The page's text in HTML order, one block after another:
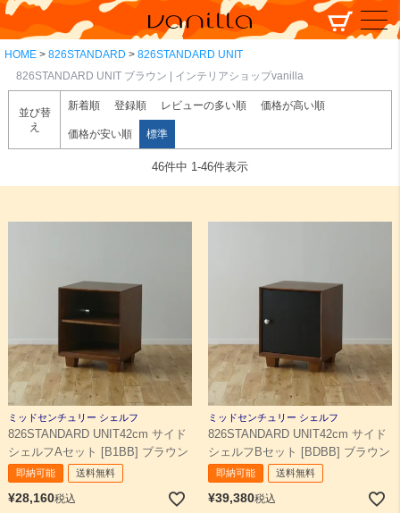
HOME 826STANDARD
826STANDARD UNIT
826STANDARD UNIT ブラウン | インテリアショップvanilla
検索
並び替
え
新着順 登録順 レビューの多い順 価格が高い順
価格が安い順 標準
46件中 1-46件表示
ミッドセンチュリー シェルフ
826STANDARD UNIT42cm サイド
シェルフAセット [B1BB] ブラウン
即納可能 送料無料
¥28,160税込
ミッドセンチュリー シェルフ
826STANDARD UNIT42cm サイド
シェルフBセット [BDBB] ブラウン
即納可能 送料無料
¥39,380税込